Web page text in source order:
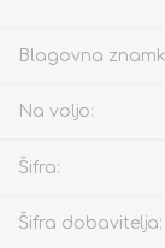
Blagovna
Na voljo:
Šifra:
Šifra dobavitelja: